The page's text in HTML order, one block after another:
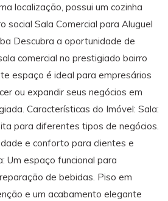
localização, possui um cozinha
social Sala Comercial para Aluguel
Descubra a oportunidade de
comercial no prestigiado bairro
espaço é ideal para empresários
ou expandir seus negócios em
Características do Imóvel: Sala:
para diferentes tipos de negócios.
e conforto para clientes e
Um espaço funcional para
de bebidas. Piso em
e um acabamento elegante